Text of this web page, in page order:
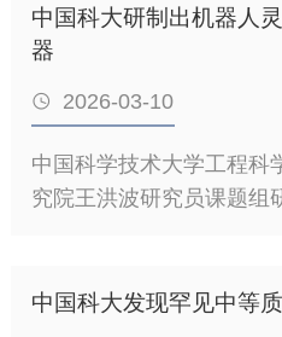
与热场响应的彻
光伏、智能窗和光伏幕
景。然而，为获得较高的
件通常需要采用更薄的吸
升透光性，却也更容易引
陷影响放大等问题，进而
电荷传输损失以及由能量
型量子储层计算方法，并
处理真实世界的时间序列
学习的性能可以超越经典
究成果于2026年3月25日以
题在线发表于《物理评论
（PhysicalReviewLetters
展现出超越经典方法的优
中国科大研制出机器人
器
 2026-03-10
中国科学技术大学工程科
究院王洪波研究员课题组
23N量程下实现3mN级分
中国科大发现罕见中等